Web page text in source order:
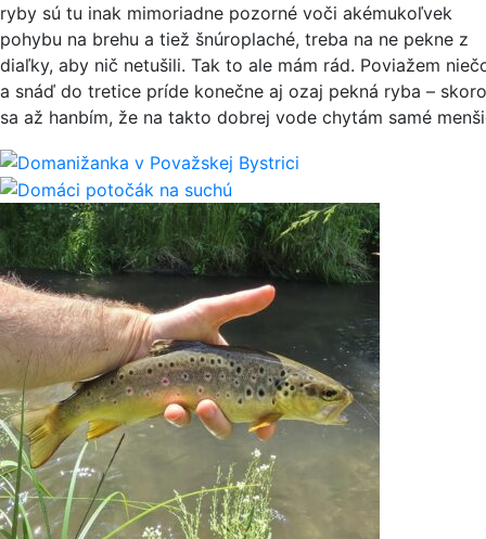
ryby sú tu inak mimoriadne pozorné voči akémukoľvek
pohybu na brehu a tiež šnúroplaché, treba na ne pekne z
diaľky, aby nič netušili. Tak to ale mám rád. Poviažem
a snáď do tretice príde konečne aj ozaj pekná ryba – skoro
sa až hanbím, že na takto dobrej vode chytám samé